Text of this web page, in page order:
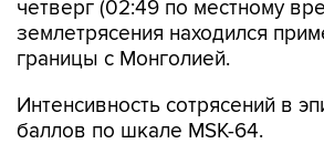
четверг (02:49 по местному
землетрясения находился
границы с Монголией.
Интенсивность сотрясений в
баллов по шкале MSK-64.